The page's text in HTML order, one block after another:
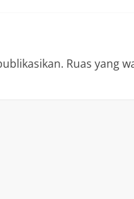
Ruas yang